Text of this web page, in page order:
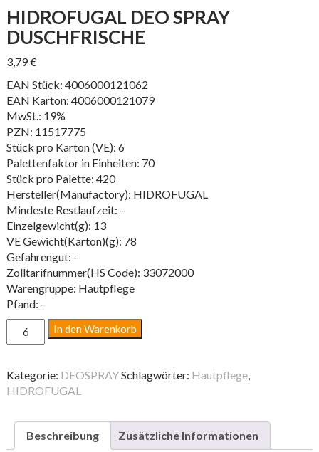
HIDROFUGAL DEO SPRAY
DUSCHFRISCHE
3,79€
EAN Stück: 4006000121062
EAN Karton: 4006000121079
MwSt.: 19%
PZN: 11517775
Stück pro Karton (VE): 6
Palettenfaktor in Einheiten: 70
Stück pro Palette: 420
Hersteller(Manufactory): HIDROFUGAL
Mindeste Restlaufzeit: –
Einzelgewicht(g): 13
VE Gewicht(Karton)(g): 78
Gefahrengut: –
Zolltarifnummer(HS Code): 33072000
Warengruppe: Hautpflege
Pfand: –
Hidrofugal
Deo
Duschfrische
Menge
In den Warenkorb
Kategorie: DEOSPRAYSchlagwörter: Hautpflege,
HIDROFUGAL
Beschreibung Zusätzliche Informationen